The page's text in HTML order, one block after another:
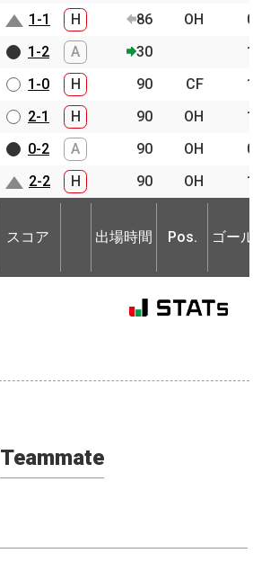
1-1 H 86 OH
1-2 A 30
1-0 H 90 CF
2-1 H 90 OH
0-2 A 90 OH
2-2 H 90 OH
スコア 出場時間 Pos. ゴー
Teammate